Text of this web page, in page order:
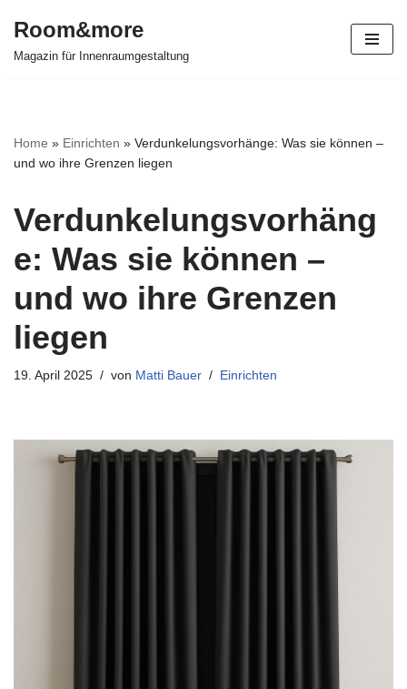
Zum
Room&more
Magazin für Innenraumgestaltung
Home » Einrichten » Verdunkelungsvorhänge: Was sie können –
und wo ihre Grenzen liegen
Verdunkelungsvorhäng
e: Was sie können –
und wo ihre Grenzen
liegen
19. April 2025 von Matti Bauer Einrichten